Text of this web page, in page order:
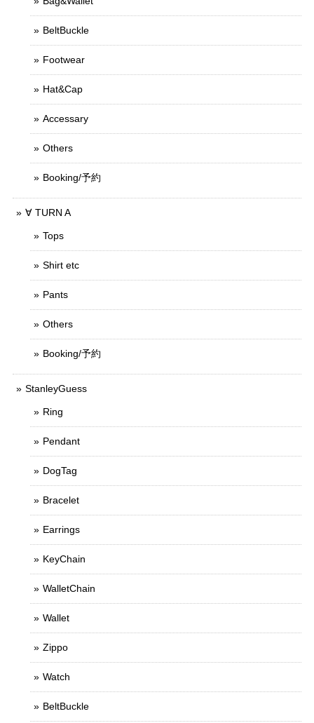
BeltBuckle
Footwear
Hat&Cap
Accessary
Others
Booking/予約
∀ TURN A
Tops
Shirt etc
Pants
Others
Booking/予約
StanleyGuess
Ring
Pendant
DogTag
Bracelet
Earrings
KeyChain
WalletChain
Wallet
Zippo
Watch
BeltBuckle